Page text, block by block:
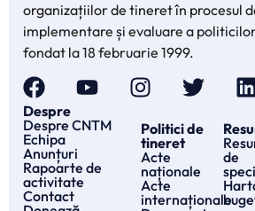
organizațiilor de tineret în procesul
implementare și evaluare a
fondat la 18 februarie 1999.
Despre
Despre CNTM
Echipa
Anunțuri
Rapoarte de
activitate
Contact
Politici de
tineret
Acte
naționale
Acte
internaționale
de